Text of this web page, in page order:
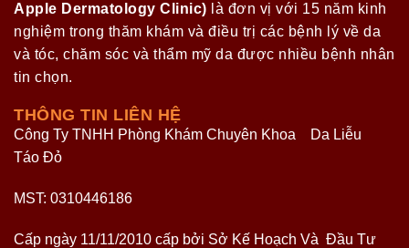
Apple Dermatology Clinic) là đơn vị với 15 năm kinh
nghiệm trong thăm khám và điều trị các bệnh lý về da
và tóc, chăm sóc và thẩm mỹ da được nhiều bệnh nhân
tin chọn.
THÔNG TIN LIÊN HỆ
Công Ty TNHH Phòng Khám Chuyên Khoa Da Liễu
Táo Đỏ
MST: 0310446186
Cấp ngày 11/11/2010 cấp bởi Sở Kế Hoạch Và Đầu Tư